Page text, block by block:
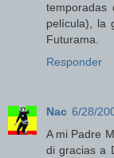
temporadas
película), la
Futurama.
Responder
Nac 6/28/
A mi Padre
di gracias a